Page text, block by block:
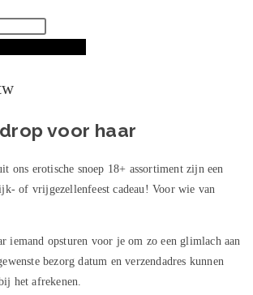
voor haar
ons erotische snoep 18+ assortiment zijn een
of vrijgezellenfeest cadeau! Voor wie van
iemand opsturen voor je om zo een glimlach aan
bezorg datum en verzendadres kunnen
het afrekenen.